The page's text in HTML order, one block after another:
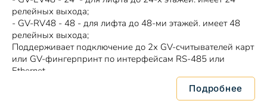
релейных выхода;
- GV-RV48 - 48 - для лифта до 48-ми этажей. имеет 48
релейных выхода;
Поддерживает подключение до 2х GV-считывателей карт
или GV-фингерпринт по интерфейсам RS-485 или
Ethernet.
Подробнее